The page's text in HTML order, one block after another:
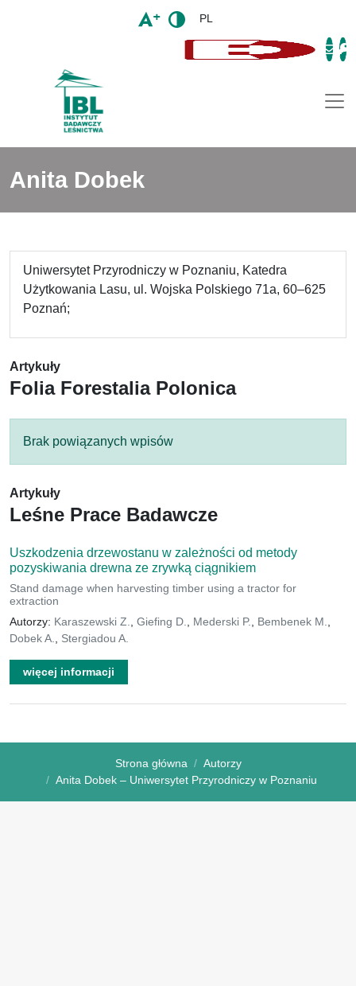
PL
Anita Dobek
Uniwersytet Przyrodniczy w Poznaniu, Katedra
Użytkowania Lasu, ul. Wojska Polskiego 71a, 60–625
Poznań;
Artykuły
Folia Forestalia Polonica
Brak powiązanych wpisów
Artykuły
Leśne Prace Badawcze
Uszkodzenia drzewostanu w zależności od metody
pozyskiwania drewna ze zrywką ciągnikiem
Stand damage when harvesting timber using a tractor for
extraction
Autorzy: Karaszewski Z. Giefing D. Mederski P. Bembenek M.
Dobek A.
Stergiadou A.
więcej informacji
Strona główna
Autorzy
Anita Dobek – Uniwersytet Przyrodniczy w Poznaniu